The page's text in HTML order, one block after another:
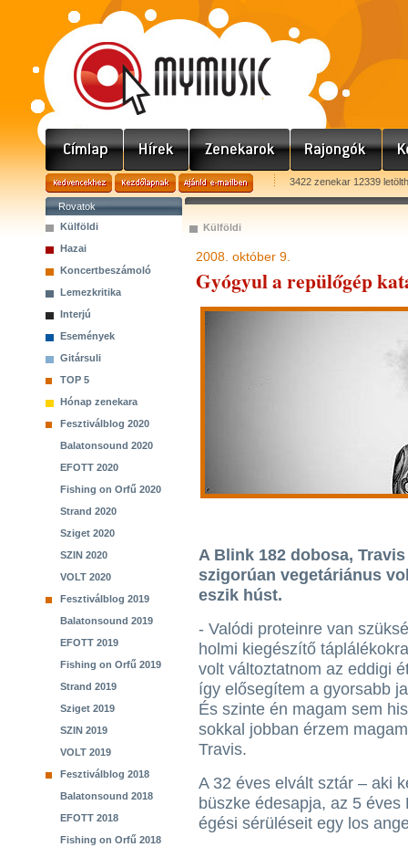
3422 zenekar 12339
Rovatok
Külföldi
Hazai
Koncertbeszámoló
Lemezkritika
Interjú
Események
Gitársuli
TOP 5
Hónap zenekara
Fesztiválblog 2020
Balatonsound 2020
EFOTT 2020
Fishing on Orfű 2020
Strand 2020
Sziget 2020
SZIN 2020
VOLT 2020
Fesztiválblog 2019
Balatonsound 2019
EFOTT 2019
Fishing on Orfű 2019
Strand 2019
Sziget 2019
SZIN 2019
VOLT 2019
Fesztiválblog 2018
Balatonsound 2018
EFOTT 2018
Fishing on Orfű 2018
Külföldi
2008. október 9.
Gyógyul a repülőgép
A Blink 182 dobosa,
szigorúan vegetáriánus
eszik húst.
- Valódi proteinre van
holmi kiegészítő
volt változtatnom az eddigi
így elősegítem a gyorsabb
És szinte én magam sem
sokkal jobban érzem
Travis.
A 32 éves elvált sztár – aki
büszke édesapja, az 5
égési sérüléseit egy los